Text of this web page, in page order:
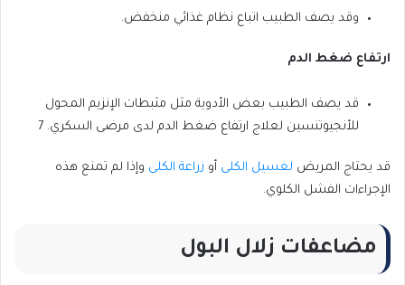
وقد يصف الطبيب اتباع نظام غذائي منخفض.
ارتفاع ضغط الدم
قد يصف الطبيب بعض الأدوية مثل مثبطات الإنزيم المحول
للأنجيوتنسين لعلاج ارتفاع ضغط الدم لدى مرضى السكري. 7
قد يحتاج المريض لغسيل الكلى أو زراعة الكلى وإذا لم تمنع هذه
الإجراءات الفشل الكلوي.
مضاعفات زلال البول